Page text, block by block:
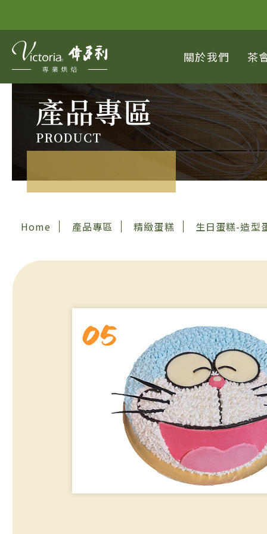
關於我們 茶
產品專區
PRODUCT
Home 產品專區 精緻蛋糕 生日蛋糕-造型